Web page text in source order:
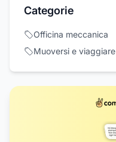
Categorie
Officina meccanica
Muoversi e viaggiare